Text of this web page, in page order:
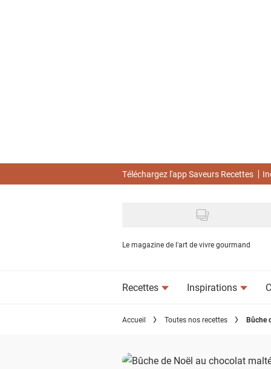
Téléchargez l'app Saveurs Recettes
Le magazine de l'art de vivre gourmand
Recettes Inspirations
Accueil Toutes nos recettes Bûche